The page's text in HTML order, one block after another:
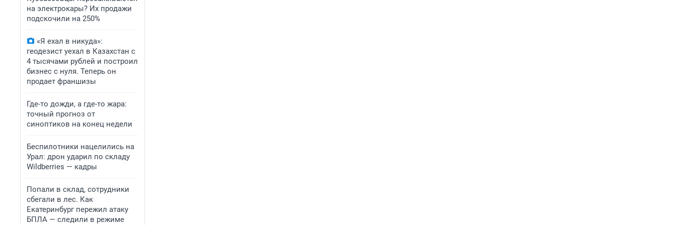
на электрокары? Их продажи
подскочили на 250%
«Я ехал в никуда»:
геодезист уехал в Казахстан с
4 тысячами рублей и построил
бизнес с нуля. Теперь он
продает франшизы
Где-то дожди, а где-то жара:
точный прогноз от
синоптиков на конец недели
Беспилотники нацелились на
Урал: дрон ударил по складу
Wildberries — кадры
Попали в склад, сотрудники
сбегали в лес. Как
Екатеринбург пережил атаку
БПЛА — следили в режиме